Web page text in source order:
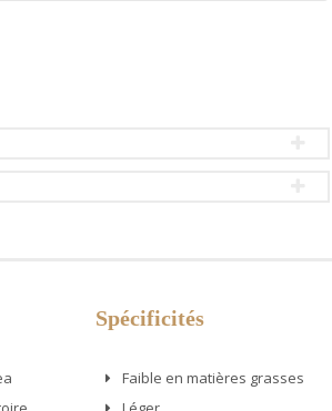
Spécificités
Faible en matières grasses